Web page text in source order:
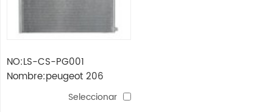
NO:LS-CS-PG001
Nombre:peugeot 206
Seleccionar